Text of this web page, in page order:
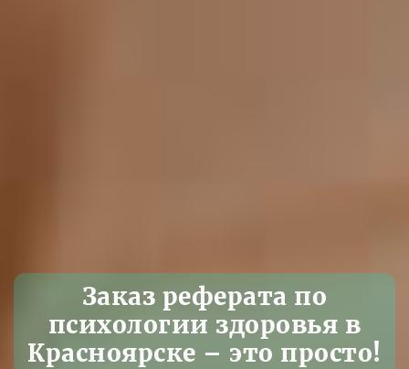
Заказ реферата по
психологии здоровья в
Красноярске – это просто!